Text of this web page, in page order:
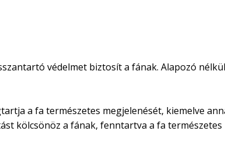
védelmet biztosít a fának. Alapozó
a fa természetes megjelenését, kiemelve
kölcsönöz a fának, fenntartva a fa természetes